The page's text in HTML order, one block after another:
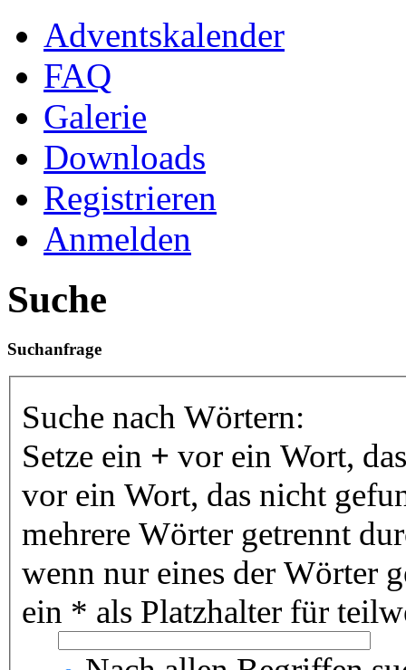
Adventskalender
FAQ
Galerie
Downloads
Registrieren
Anmelden
Suche
Suchanfrage
Suche nach Wörtern:
Setze ein + vor ein Wort,
vor ein Wort, das nicht
mehrere Wörter getrennt
wenn nur eines der Wörter
ein * als Platzhalter für